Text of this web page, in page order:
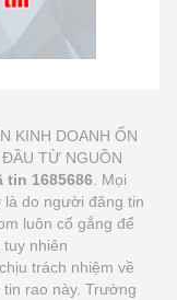
KINH DOANH ỔN
TỪ NGUỒN
tin 1685686 . Mọi
do người đăng tin
luôn cố gắng để
nhiên
trách nhiệm về
rao này. Trường